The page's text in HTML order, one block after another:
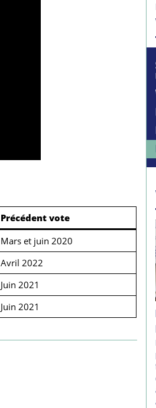
Précédent vote
Mars et juin 2020
Avril 2022
Juin 2021
Juin 2021